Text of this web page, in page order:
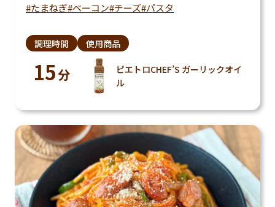
たまねぎ ベーコン チーズ パスタ
調理時間
15分
使用商品
ピエトロCHEF’S ガーリックオイ
ル